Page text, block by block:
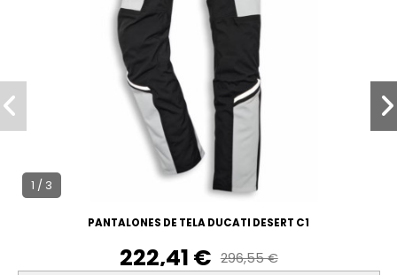
1 / 3
PANTALONES DE TELA DUCATI DESERT C1
296,55 €
222,41 €